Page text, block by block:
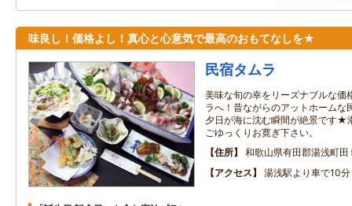
味良し！価格よし！真心と心意気で最高のおもてなしを★
民宿タムラ
美味な旬の幸をリーズナブルな価
ラへ！昔ながらのアットホームな
夕日が海に沈む瞬間が絶景です★
ごゆっくりお寛ぎ下さい。
住所
和歌山県有田郡湯浅町田
アクセス
湯浅駅より車で10分